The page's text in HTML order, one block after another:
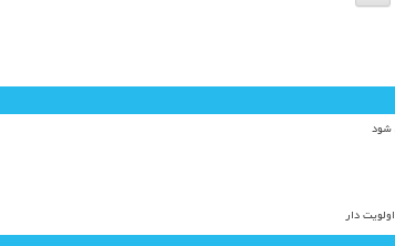
شود
دار